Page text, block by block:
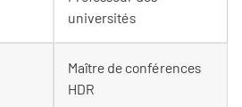
universités
Maître de conférences
HDR